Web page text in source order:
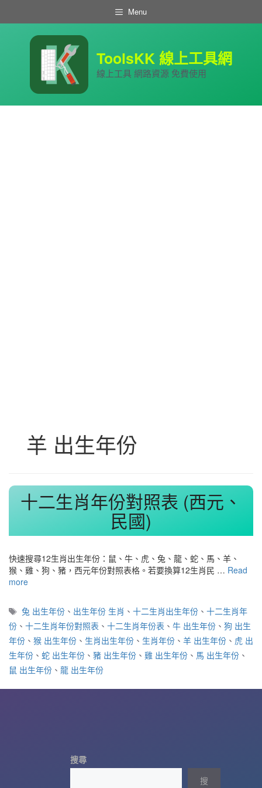
Menu
ToolsKK 線上工具網
線上工具 網路資源 免費使用
羊 出生年份
十二生肖年份對照表 (西元、
民國)
快速搜尋12生肖出生年份：鼠、牛、虎、兔、龍、蛇、馬、羊、
猴、雞、狗、豬，西元年份對照表格。若要換算12生肖民 … Read
more
標
籤
兔 出生年份 、 出生年份 生肖 、十二生肖出生年份 、十二生肖年
份 、 十二生肖年份對照表 、 十二生肖年份表 、 牛 出生年份 、 狗 出生
年份 、 猴 出生年份 、 生肖出生年份 、 生肖年份 、 羊 出生年份 、 虎 出
生年份 、 蛇 出生年份 、 豬 出生年份 、 雞 出生年份 、 馬 出生年份 、
鼠 出生年份 、 龍 出生年份
搜尋
搜